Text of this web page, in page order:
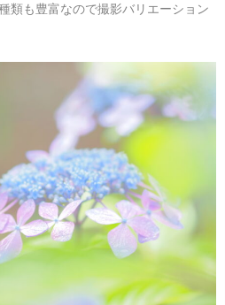
類も豊富なので撮影バリエーション